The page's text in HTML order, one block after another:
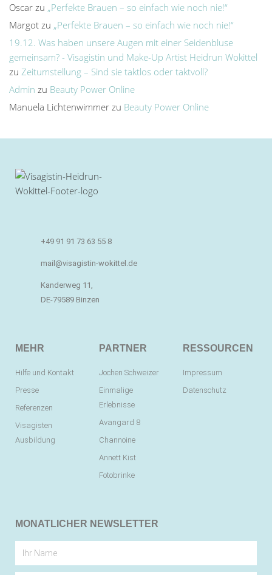
Oscar zu „Perfekte Brauen – so einfach wie noch nie!“
Margot zu „Perfekte Brauen – so einfach wie noch nie!“
19.12. Was haben unsere Augen mit einer Seidenbluse
gemeinsam? - Visagistin und Make-Up Artist Heidrun Wokittel
zu Zeitumstellung – Sind sie taktlos oder taktvoll?
Admin zu Beauty Power Online
Manuela Lichtenwimmer zu Beauty Power Online
+49 91 91 73 63 55 8
mail@visagistin-wokittel.de
Kanderweg 11,
DE-79589 Binzen
MEHR
Hilfe und Kontakt
Presse
Referenzen
Visagisten
Ausbildung
PARTNER
Jochen Schweizer
Einmalige
Erlebnisse
Avangard 8
Channoine
Annett Kist
Fotobrinke
RESSOURCEN
Impressum
Datenschutz
MONATLICHER NEWSLETTER